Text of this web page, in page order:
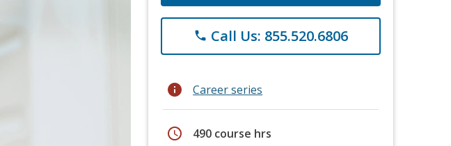
phone Call Us: 855.520.6806
info Career series
schedule 490 course hrs